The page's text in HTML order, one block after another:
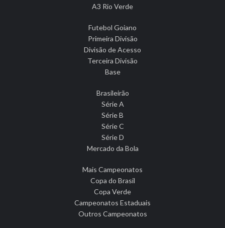
A3 Rio Verde
Futebol Goiano
Primeira Divisão
Divisão de Acesso
Terceira Divisão
Base
Brasileirão
Série A
Série B
Série C
Série D
Mercado da Bola
Mais Campeonatos
Copa do Brasil
Copa Verde
Campeonatos Estaduais
Outros Campeonatos